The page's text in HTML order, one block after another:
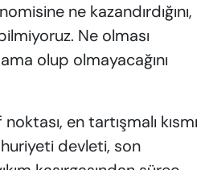
ne kazandırdığını,
Ne olması
olup olmayacağını
en tartışmalı kısmı
devleti, son